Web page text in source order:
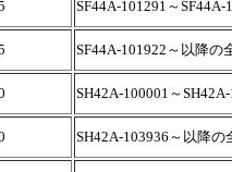
SF44A-101291～SF44A-
SF44A-101922～以降の
SH42A-100001～
SH42A-103936～以降の